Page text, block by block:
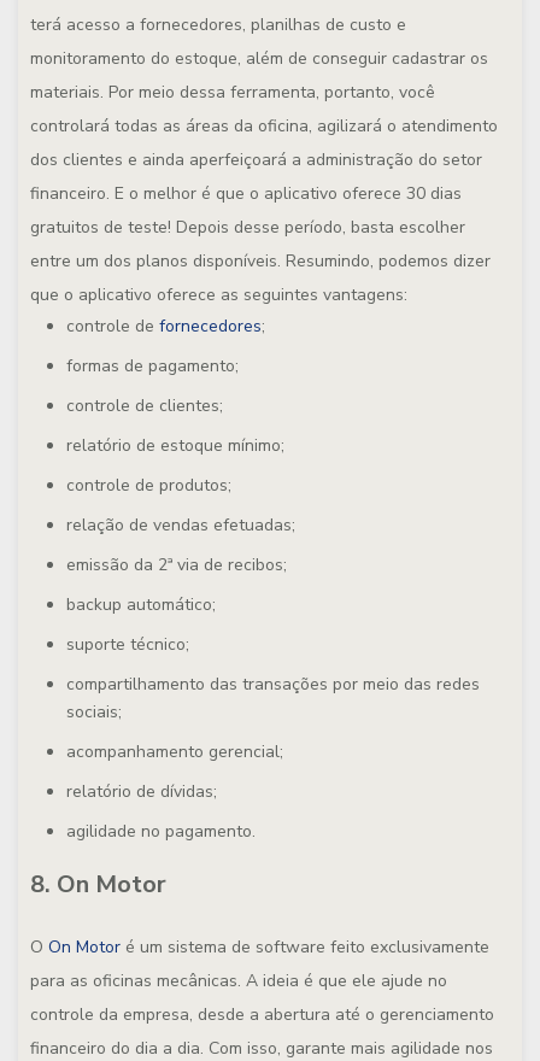
terá acesso a fornecedores, planilhas de custo e
monitoramento do estoque, além de conseguir cadastrar os
materiais. Por meio dessa ferramenta, portanto, você
controlará todas as áreas da oficina, agilizará o atendimento
dos clientes e ainda aperfeiçoará a administração do setor
financeiro. E o melhor é que o aplicativo oferece 30 dias
gratuitos de teste! Depois desse período, basta escolher
entre um dos planos disponíveis. Resumindo, podemos dizer
que o aplicativo oferece as seguintes vantagens:
controle de fornecedores;
formas de pagamento;
controle de clientes;
relatório de estoque mínimo;
controle de produtos;
relação de vendas efetuadas;
emissão da 2ª via de recibos;
backup automático;
suporte técnico;
compartilhamento das transações por meio das redes
sociais;
acompanhamento gerencial;
relatório de dívidas;
agilidade no pagamento.
8. On Motor
O On Motor é um sistema de software feito exclusivamente
para as oficinas mecânicas. A ideia é que ele ajude no
controle da empresa, desde a abertura até o gerenciamento
financeiro do dia a dia. Com isso, garante mais agilidade nos